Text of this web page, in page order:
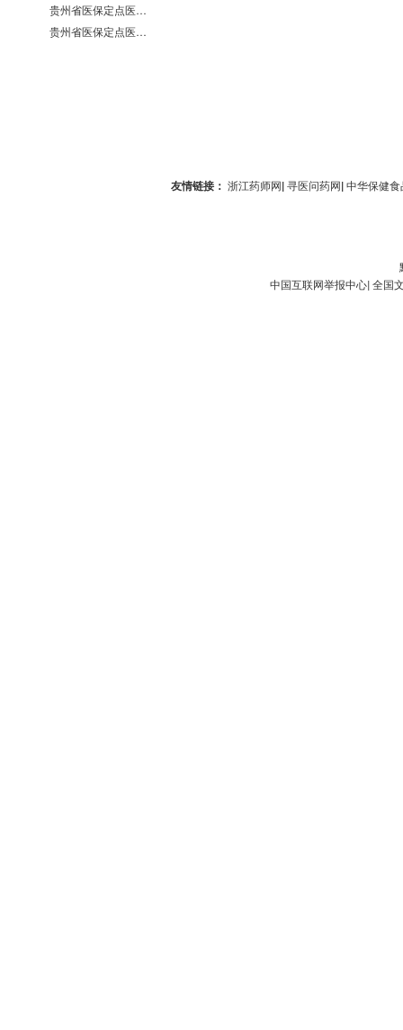
贵州省医保定点医疗机构医保服务情况表（第551分店）
贵州省医保定点医疗机构医保服务情况表（第100分店）
友情链接： 浙江药师网| 寻医问药网| 中华保健食
中国互联网举报中心| 全国